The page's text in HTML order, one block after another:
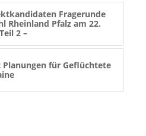
Fragerunde
Rheinland Pfalz am 22.
2 –
Planungen für Geflüchtete